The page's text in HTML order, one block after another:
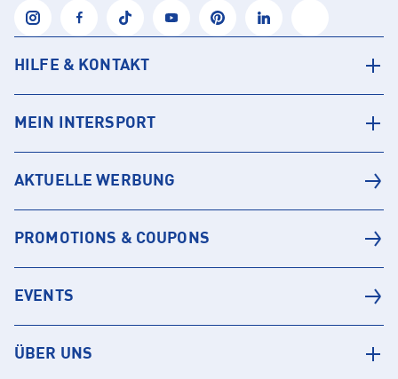
HILFE & KONTAKT
MEIN INTERSPORT
AKTUELLE WERBUNG
PROMOTIONS & COUPONS
EVENTS
ÜBER UNS